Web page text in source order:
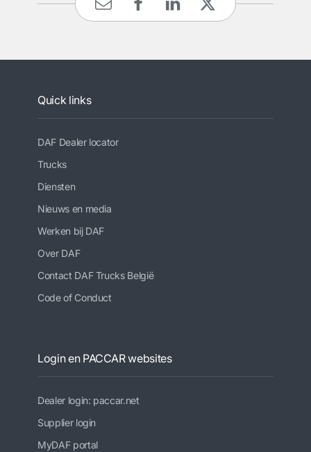
Quick links
DAF Dealer locator
Trucks
Diensten
Nieuws en media
Werken bij DAF
Over DAF
Contact DAF Trucks België
Code of Conduct
Login en PACCAR websites
Dealer login: paccar.net
Supplier login
MyDAF portal